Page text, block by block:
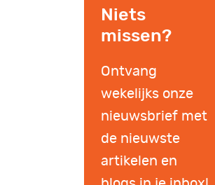
Niets
missen?
Ontvang
wekelijks onze
nieuwsbrief met
de nieuwste
artikelen en